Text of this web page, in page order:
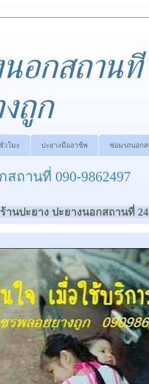
นอกสถา
ถูก
วโมง ปะยางมืออาชีพ ซ่อมรถนอก
ถานที่ 090-9862497
ร้านปะยาง ปะยางนอกสถานที่